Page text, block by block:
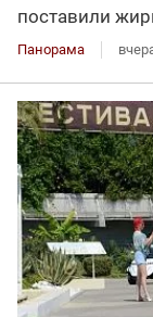
поставили
Панорама